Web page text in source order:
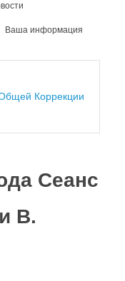
Ваша информация
Коррекции
Сеанс
В.